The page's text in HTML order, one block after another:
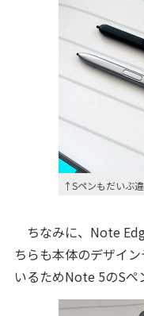
↑Sペンもだいぶ違
ちなみに、Note
ちらも本体のデザイ
いるためNote 5のSペ